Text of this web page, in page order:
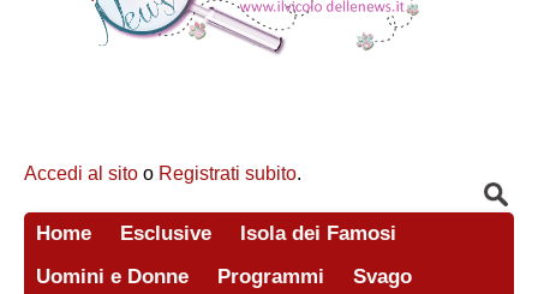
Accedi al sito o Registrati subito.
Home Esclusive
Isola dei Famosi
Uomini e Donne
Programmi
Svago